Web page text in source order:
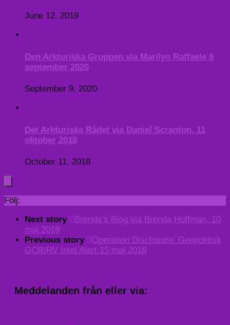
June 12, 2019
Den Arkturiska Gruppen via Marilyn Raffaele 6
september 2020
September 9, 2020
Det Arkturiska Rådet via Daniel Scranton, 11
oktober 2018
October 11, 2018
Följ:
Next story
Brenda’s Blog via Brenda Hoffman, 10
maj 2018
Previous story
Operation Disclosure: Geopolitisk
GCR/RV Intel Alert 15 maj 2018
Meddelanden från eller via: